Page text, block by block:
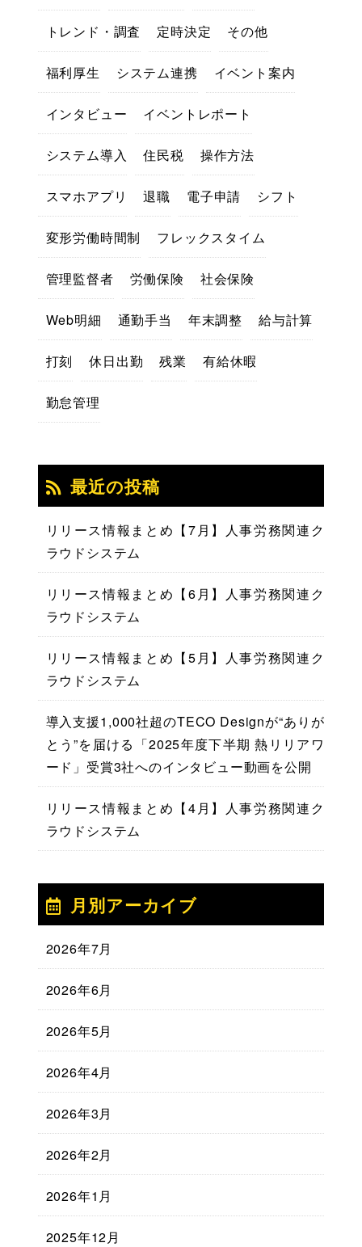
トレンド・調査 定時決定 その他
福利厚生 システム連携 イベント案内
インタビュー イベントレポート
システム導入 住民税 操作方法
スマホアプリ 退職 電子申請 シフト
変形労働時間制 フレックスタイム
管理監督者 労働保険 社会保険
Web明細 通勤手当 年末調整 給与計算
打刻 休日出勤 残業 有給休暇
勤怠管理
最近の投稿
リリース情報まとめ【7月】人事労務関連ク
ラウドシステム
リリース情報まとめ【6月】人事労務関連ク
ラウドシステム
リリース情報まとめ【5月】人事労務関連ク
ラウドシステム
導入支援1,000社超のTECO Designが“ありが
とう”を届ける「2025年度下半期 熱リリアワ
ード」受賞3社へのインタビュー動画を公開
リリース情報まとめ【4月】人事労務関連ク
ラウドシステム
月別アーカイブ
2026年7月
2026年6月
2026年5月
2026年4月
2026年3月
2026年2月
2026年1月
2025年12月